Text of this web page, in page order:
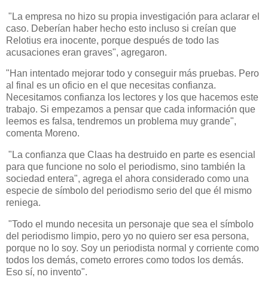
"La empresa no hizo su propia investigación para aclarar el
caso. Deberían haber hecho esto incluso si creían que
Relotius era inocente, porque después de todo las
acusaciones eran graves", agregaron.
"Han intentado mejorar todo y conseguir más pruebas. Pero
al final es un oficio en el que necesitas confianza.
Necesitamos confianza los lectores y los que hacemos este
trabajo. Si empezamos a pensar que cada información que
leemos es falsa, tendremos un problema muy grande",
comenta Moreno.
"La confianza que Claas ha destruido en parte es esencial
para que funcione no solo el periodismo, sino también la
sociedad entera", agrega el ahora considerado como una
especie de símbolo del periodismo serio del que él mismo
reniega.
"Todo el mundo necesita un personaje que sea el símbolo
del periodismo limpio, pero yo no quiero ser esa persona,
porque no lo soy. Soy un periodista normal y corriente como
todos los demás, cometo errores como todos los demás.
Eso sí, no invento".